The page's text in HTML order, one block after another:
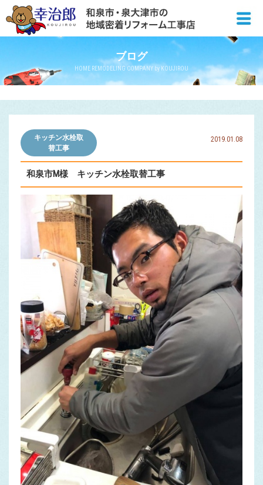
ブログ
HOME REMODELING COMPANY by KOUJIROU
キッチン水栓取
替工事
2019.01.08
和泉市M様 キッチン水栓取替工事